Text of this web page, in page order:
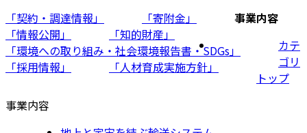
「契約・調達情報」
「寄附金」
「情報公開」
「知的財産」
「環境への取り組み・社会環境報告書・SDGs」
「採用情報」
「人材育成実施方針」
事業内容
カテ
ゴリ
トップ
事業内容